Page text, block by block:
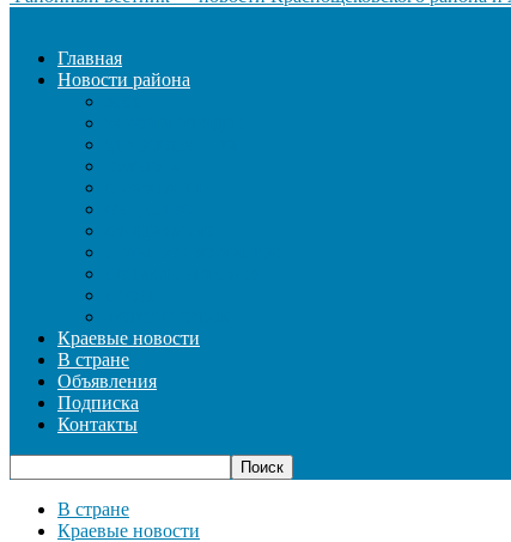
Главная
Новости района
Краевые новости
В стране
Объявления
Подписка
Контакты
В стране
Краевые новости